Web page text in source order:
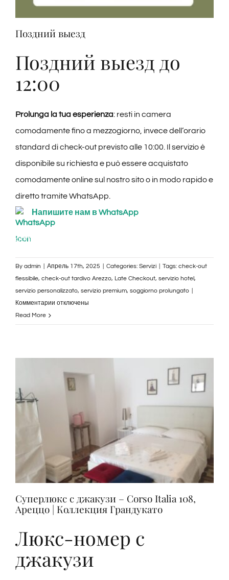
Дегустации
Блоги
Контакты
Amazon
Ebay
Поздний выезд
Поздний выезд до
12:00
Prolunga la tua esperienza: resti in camera
comodamentefino a mezzogiorno, invece dell’orario
standard di check-out previsto alle 10:00. Il servizio è
disponibile su richiesta e può essere acquistato
comodamenteonline sul nostro sitoo in modo rapido e
direttotramite WhatsApp.
Напишите нам в WhatsApp
affittacamere arezzo
By admin Апрель 17th, 2025 Categories: Servizi Tags: check-out
flessibile, check-out tardivo Arezzo, Late Checkout, servizio hotel,
servizio personalizzato, servizio premium, soggiorno prolungato
Комментариикотключены
Read More
Суперлюкс с джакузи – Corso Italia 108,
Ареццо | Коллекция Грандукато
Люкс-номер с
джакузи